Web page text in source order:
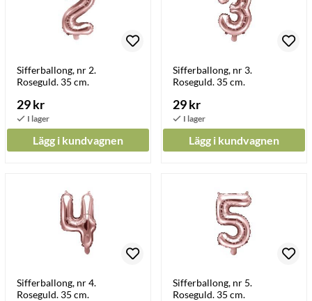
Sifferballong, nr 2.
Roseguld. 35 cm.
29 kr
Lägg i kundvagnen
Sifferballong, nr 3.
Roseguld. 35 cm.
29 kr
Lägg i kundvagnen
Sifferballong, nr 4.
Roseguld. 35 cm.
Sifferballong, nr 5.
Roseguld. 35 cm.